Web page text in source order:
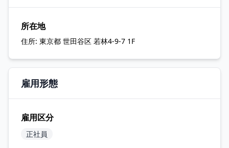
所在地
住所: 東京都 世田谷区 若林4-9-7 1F
雇用形態
雇用区分
正社員